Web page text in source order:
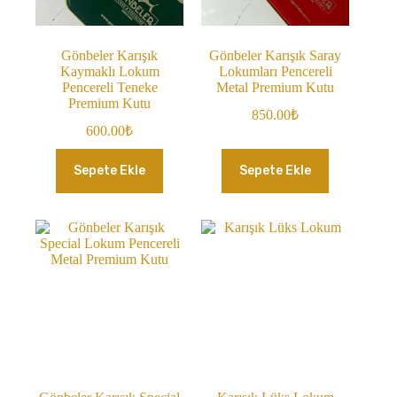
Gönbeler Karışık
Kaymaklı Lokum
Pencereli Teneke
Premium Kutu
600.00₺
Sepete Ekle
Gönbeler Karışık Saray
Lokumları Pencereli
Metal Premium Kutu
850.00₺
Sepete Ekle